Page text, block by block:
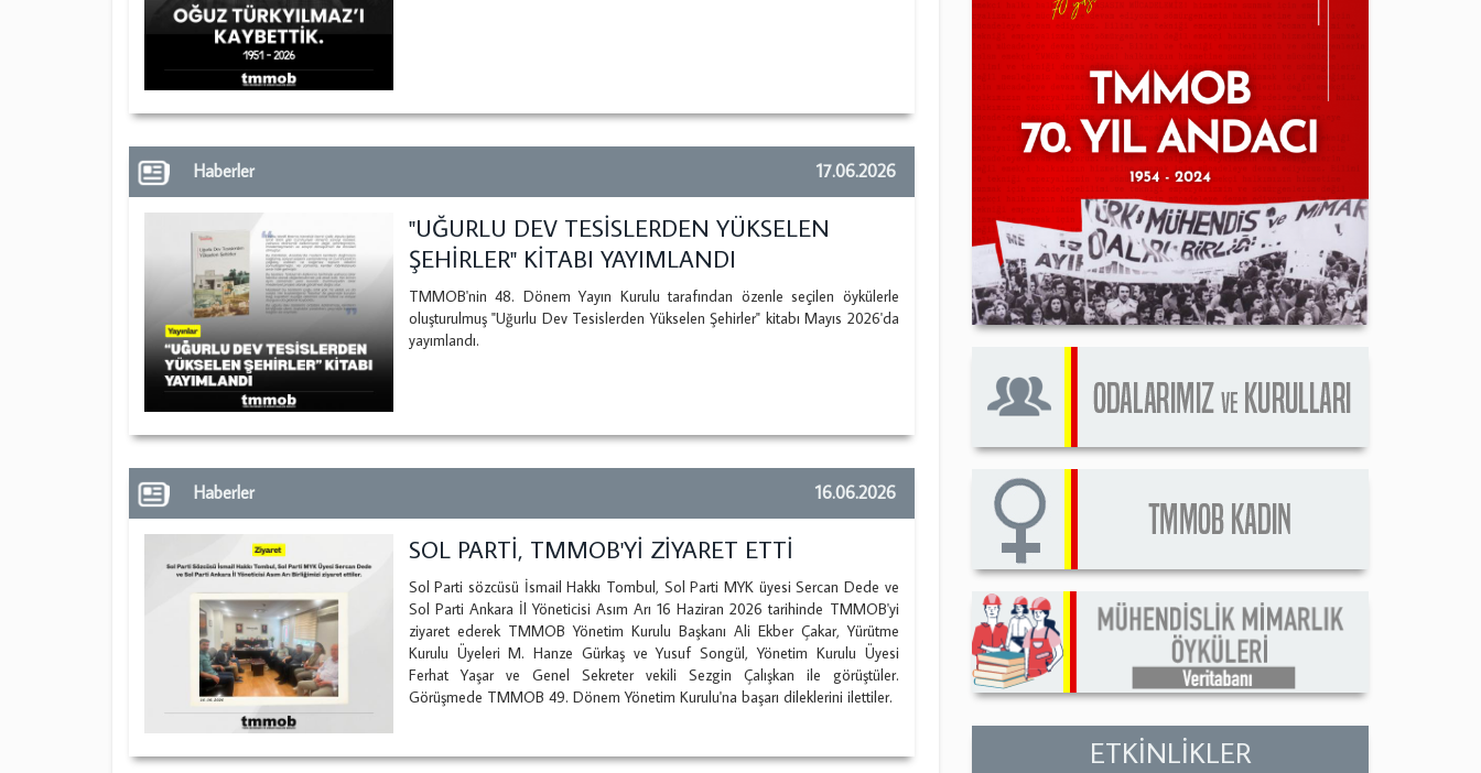
Haberler 17.06.2026
"UĞURLU DEV TESİSLERDEN YÜKSELEN
ŞEHİRLER" KİTABI YAYIMLANDI
TMMOB'nin 48. Dönem Yayın Kurulu tarafından özenle seçilen öykülerle
oluşturulmuş "Uğurlu Dev Tesislerden Yükselen Şehirler" kitabı Mayıs 2026'da
yayımlandı.
Haberler 16.06.2026
SOL PARTİ, TMMOB'Yİ ZİYARET ETTİ
Sol Parti sözcüsü İsmail Hakkı Tombul, Sol Parti MYK üyesi Sercan Dede ve
Sol Parti Ankara İl Yöneticisi Asım Arı 16 Haziran 2026 tarihinde TMMOB'yi
ziyaret ederek TMMOB Yönetim Kurulu Başkanı Ali Ekber Çakar, Yürütme
Kurulu Üyeleri M. Hanze Gürkaş ve Yusuf Songül, Yönetim Kurulu Üyesi
Ferhat Yaşar ve Genel Sekreter vekili Sezgin Çalışkan ile görüştüler.
Görüşmede TMMOB 49. Dönem Yönetim Kurulu'na başarı dileklerini ilettiler.
ETKİNLİKLER